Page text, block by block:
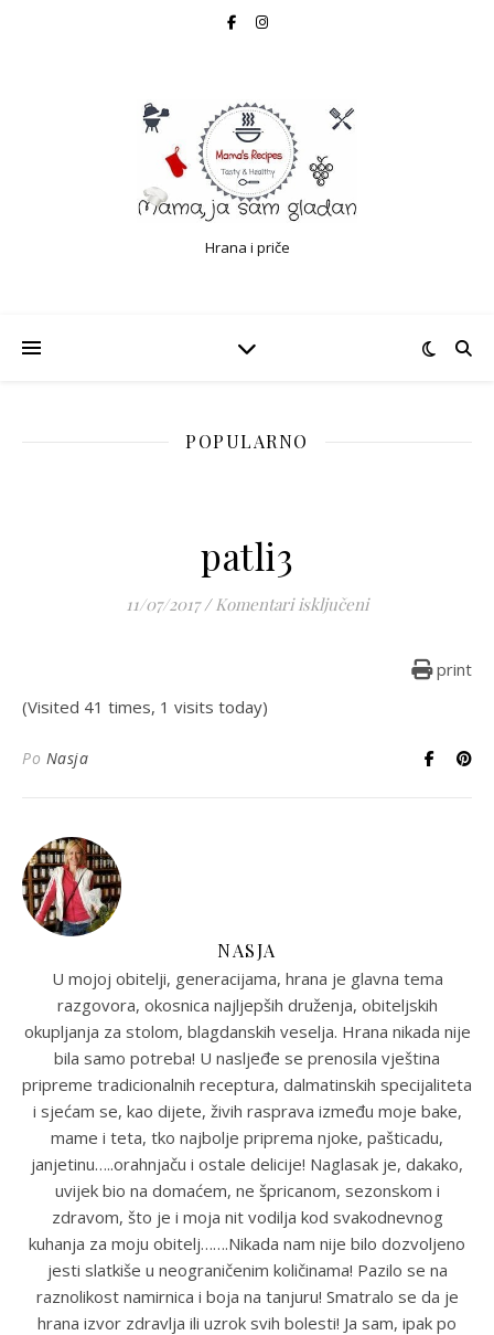
Hrana i priče
POPULARNO
patli3
11/07/2017 / Komentari isključeniza patli3
print
(Visited 41 times, 1 visits today)
Po Nasja
NASJA
U mojoj obitelji, generacijama, hrana je glavna tema
razgovora, okosnica najljepših druženja, obiteljskih
okupljanja za stolom, blagdanskih veselja. Hrana nikada nije
bila samo potreba! U nasljeđe se prenosila vještina
pripreme tradicionalnih receptura, dalmatinskih specijaliteta
i sjećam se, kao dijete, živih rasprava između moje bake,
mame i teta, tko najbolje priprema njoke, pašticadu,
janjetinu…..orahnjaču i ostale delicije! Naglasak je, dakako,
uvijek bio na domaćem, ne špricanom, sezonskom i
zdravom, što je i moja nit vodilja kod svakodnevnog
kuhanja za moju obitelj…….Nikada nam nije bilo dozvoljeno
jesti slatkiše u neograničenim količinama! Pazilo se na
raznolikost namirnica i boja na tanjuru! Smatralo se da je
hrana izvor zdravlja ili uzrok svih bolesti! Ja sam, ipak po